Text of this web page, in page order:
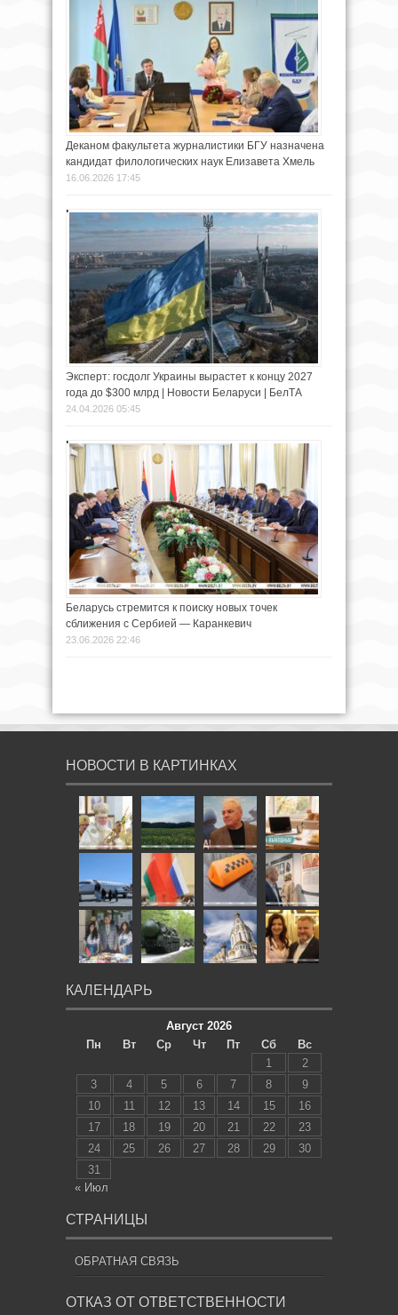
Деканом факультета журналистики БГУ назначена
кандидат филологических наук Елизавета Хмель
16.06.2026 17:45
Эксперт: госдолг Украины вырастет к концу 2027
года до $300 млрд | Новости Беларуси | БелТА
24.04.2026 05:45
Беларусь стремится к поиску новых точек
сближения с Сербией — Каранкевич
23.06.2026 22:46
НОВОСТИ В КАРТИНКАХ
КАЛЕНДАРЬ
Август 2026
Пн
Вт Ср Чт Пт Сб
Вс
1
2
3
4 5 6 7 8
9
10
11 12 13 14 15
16
17
18 19 20 21 22
23
24
25 26 27 28 29
30
31
« Июл
СТРАНИЦЫ
ОБРАТНАЯ СВЯЗЬ
ОТКАЗ ОТ ОТВЕТСТВЕННОСТИ